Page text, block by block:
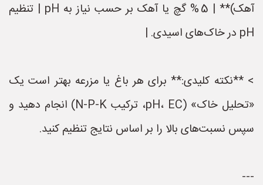
آهک)** | 5 % گچ یا آهک بر حسب نیاز به pH | تنظیم
pH در خاک‌های اسیدی. |
> **نکته کلیدی:** برای هر باغ یا مزرعه بهتر است یک
«تحلیل خاک» (pH، EC، ترکیب N‑P‑K) انجام دهید و
سپس نسبت‌های بالا را بر اساس نتایج تنظیم کنید.
---